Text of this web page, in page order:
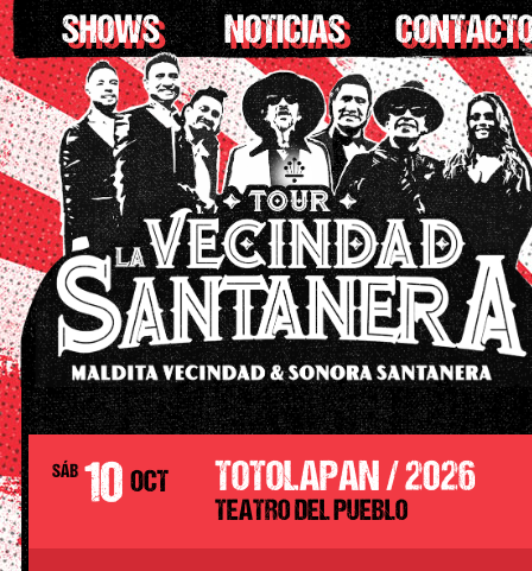
SHOWS NOTICIAS
SÁB 10 OCT TOTOLAPAN / 2026
TEATRO DEL PUEBLO